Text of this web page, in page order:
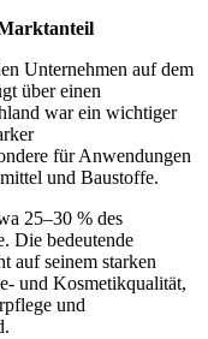
Unternehmen auf dem
über einen
war ein wichtiger
für Anwendungen
und Baustoffe.
25–30 % des
Die bedeutende
auf seinem starken
und Kosmetikqualität,
und